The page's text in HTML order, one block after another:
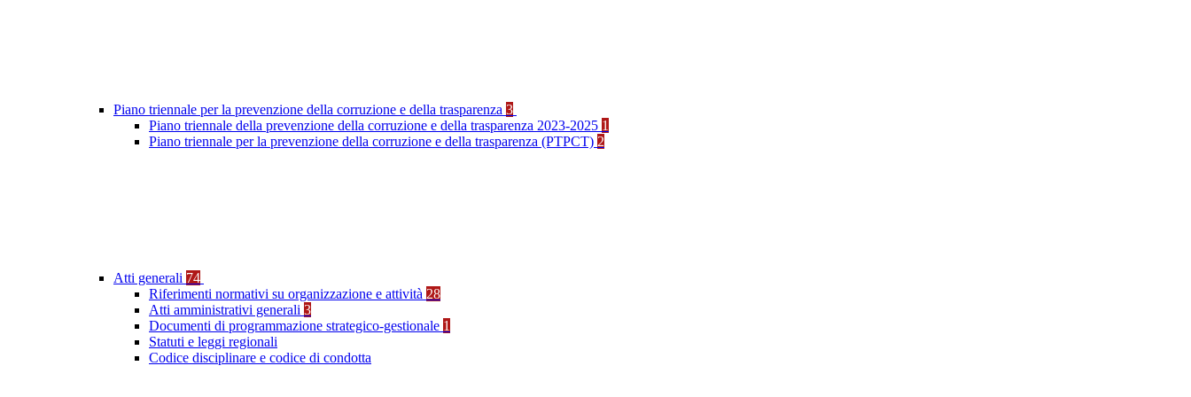
Piano triennale per la prevenzione della corruzione e della trasparenza 3
Piano triennale della prevenzione della corruzione e della trasparenza 2023-2025 1
Piano triennale per la prevenzione della corruzione e della trasparenza (PTPCT) 2
Atti generali 74
Riferimenti normativi su organizzazione e attività 28
Atti amministrativi generali 3
Documenti di programmazione strategico-gestionale 1
Statuti e leggi regionali
Codice disciplinare e codice di condotta